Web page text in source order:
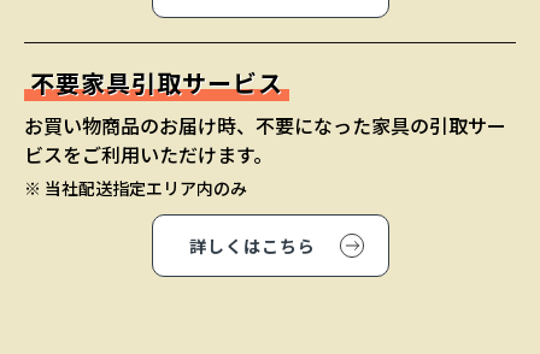
不要家具引取サービス
お買い物商品のお届け時、不要になった家具の引取サー
ビスをご利用いただけます。
※ 当社配送指定エリア内のみ
詳しくはこちら